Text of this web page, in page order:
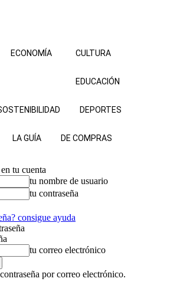
ECONOMÍA CULTURA
EDUCACIÓN
DEPORTES
LA GUÍA DE COMPRAS
tu cuenta
tu nombre de usuario
tu contraseña
consigue ayuda
tu correo electrónico
por correo electrónico.